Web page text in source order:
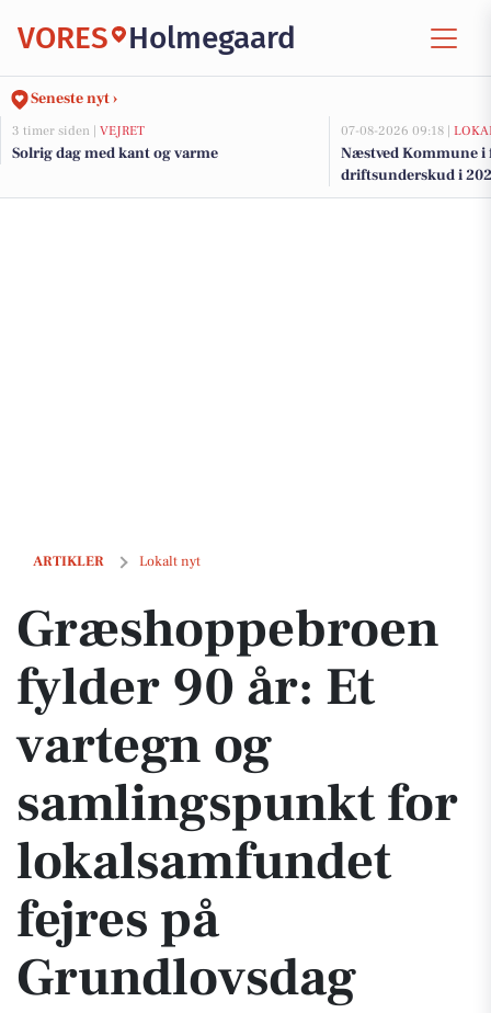
VORES Holmegaard
Seneste nyt ›
3 timer siden | VEJRET
Solrig dag med kant og varme
07-08-2026 09:18 |
Næstved Kommune i
driftsunderskud i
på vej for at bevare
ARTIKLER Lokalt nyt
Græshoppebroen fylder 90 år: Et vartegn og samlingspunkt for
Græshoppebroen
fylder 90 år: Et
vartegn og
samlingspunkt for
lokalsamfundet
fejres på
Grundlovsdag